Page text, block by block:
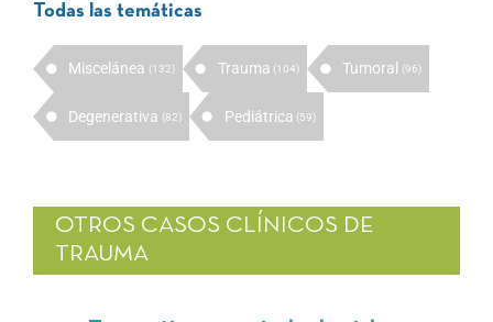
Todas las temáticas
Miscelánea (132) Trauma (104) Tumoral (96)
Degenerativa (82) Pediátrica (59)
OTROS CASOS CLÍNICOS DE
TRAUMA